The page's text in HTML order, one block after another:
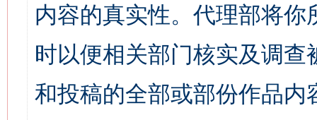
内容的真实性。代理部将
时以便相关部门核实及调
和投稿的全部或部份作品